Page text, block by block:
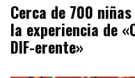
Cerca de 700
la experiencia de
DIF-erente»